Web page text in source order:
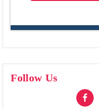
Follow Us